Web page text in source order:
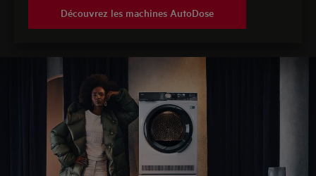
Découvrez les machines AutoDose